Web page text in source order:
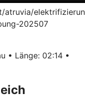
atruvia/
202507
• Länge: 02:14 •